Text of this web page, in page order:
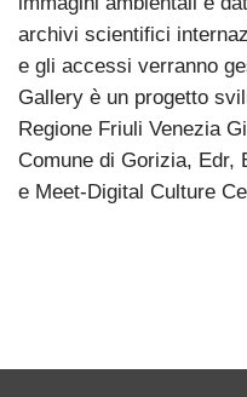
archivi scientifici
e gli accessi verranno
Gallery è un progetto
Regione Friuli Venezia
Comune di Gorizia, Edr,
e Meet-Digital Culture